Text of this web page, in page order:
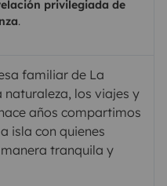
privilegiada de
.
familiar de La
los viajes y
años compartimos
isla con quienes
tranquila y